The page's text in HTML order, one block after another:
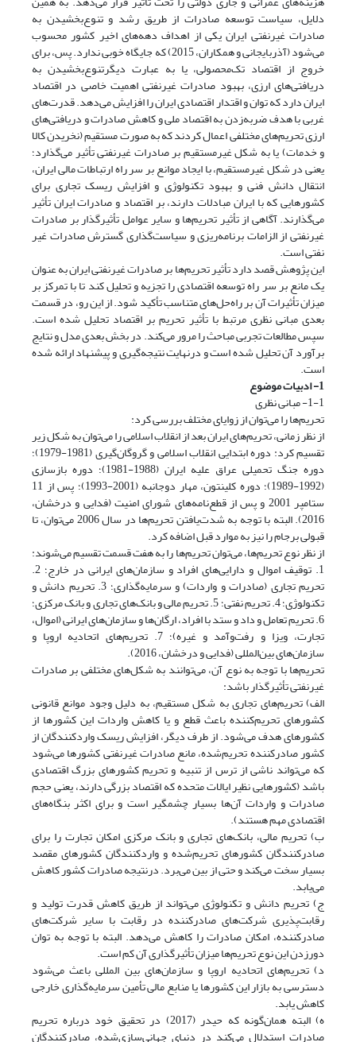
دلایل، سیاست توسعه صادرات از طریق رشد و تنوع‌بخشیدن به
صادرات غیرنفتی ایران یکی از اهداف دهه‌های اخیر کشور محسوب
می‌شود (آذربایجانی و همکاران، 2015) که جایگاه خوبی ندارد. پس، برای
خروج از اقتصاد تک‌محصولی، یا به عبارت دیگرتنوع‌بخشیدن به
دریافتی‌های ارزی، بهبود صادرات غیرنفتی اهمیت خاصی در اقتصاد
ایران دارد که توان و اقتدار اقتصادی ایران را افزایش می‌دهد. قدرت‌های
غربی با هدف ضربه‌زدن به اقتصاد ملی و کاهش صادرات و دریافتی‌های
ارزی تحریم‌های مختلفی اعمال کردند که به صورت مستقیم (نخریدن کالا
و خدمات) یا به شکل غیرمستقیم بر صادرات غیرنفتی تأثیر می‌گذارد؛
یعنی در شکل غیرمستقیم، با ایجاد موانع بر سر راه ارتباطات مالی ایران،
انتقال دانش فنی و بهبود تکنولوژی و افزایش ریسک تجاری برای
کشورهایی که با ایران مبادلات دارند، بر اقتصاد و صادرات ایران تأثیر
می‌‌گذارند. آگاهی از تأثیر تحریم‌ها و سایر عوامل تأثیرگذار بر صادرات
غیرنفتی از الزامات برنامه‌ریزی و سیاست‌گذاری گسترش صادرات غیر
نفتی است.
این پژوهش قصد دارد تأثیر تحریم‌ها بر صادرات غیرنفتی ایران به عنوان
یک مانع بر سر راه توسعه اقتصادی را تجزیه و تحلیل کند تا با تمرکز بر
میزان تأثیرات آن بر راه‌حل‌های متناسب تأکید شود. از این رو، در قسمت
بعدی مبانی نظری مرتبط با تأثیر تحریم بر اقتصاد تحلیل شده است.
سپس مطالعات تجربی مباحث را مرور می‌کند. در بخش بعدی مدل و نتایج
برآورد آن تحلیل شده است و درنهایت نتیجه‌گیری و پیشنهاد ارائه شده
است.
1- ادبیات موضوع
1-1- مبانی نظری
تحریم‌ها را می‌توان از زوایای مختلف بررسی کرد:
از نظر زمانی، تحریم‌های ایران بعد از انقلاب اسلامی را می‌توان به شکل زیر
تقسیم کرد: دوره ابتدایی انقلاب اسلامی و گروگان‌گیری (1981-1979)؛
دوره جنگ تحمیلی عراق علیه ایران (1988-1981)؛ دوره بازسازی
(1992-1989)؛ دوره کلینتون، مهار دوجانبه (2001-1993)؛ پس از 11
ستامپر 2001 و پس از قطع‌نامه‌های شورای امنیت (فدایی و درخشان،
2016). البته با توجه به شدت‌یافتن تحریم‌ها در سال 2006 می‌توان، تا
قبولی برجام را نیز به موارد قبل اضافه کرد.
از نظر نوع تحریم‌ها، می‌توان تحریم‌ها را به هفت قسمت تقسیم می‌شوند:
1. توقیف اموال و دارایی‌های افراد و سازمان‌های ایرانی در خارج؛ 2.
تحریم تجاری (صادرات و واردات) و سرمایه‌گذاری؛ 3. تحریم دانش و
تکنولوژی؛ 4. تحریم نفتی؛ 5. تحریم مالی و بانک‌های تجاری و بانک مرکزی؛
6. تحریم تعامل و داد و ستد با افراد، ارگان‌ها و سازمان‌های ایرانی (اموال،
تجارت، ویزا و رفت‌وآمد و غیره)؛ 7. تحریم‌های اتحادیه اروپا و
سازمان‌های بین‌المللی (فدایی و درخشان، 2016).
تحریم‌ها با توجه به نوع آن، می‌توانند به شکل‌های مختلفی بر صادرات
غیرنفتی تأثیرگذار باشد:
الف) تحریم‌های تجاری به شکل مستقیم، به دلیل وجود موانع قانونی
کشورهای تحریم‌کننده باعث قطع و یا کاهش واردات این کشورها از
کشورهای هدف می‌شود. از طرف دیگر، افزایش ریسک واردکنندگان از
کشور صادرکننده تحریم‌شده، مانع صادرات غیرنفتی کشورها می‌شود
که می‌تواند ناشی از ترس از تنبیه و تحریم‌ کشورهای بزرگ اقتصادی
باشد (کشورهایی نظیر ایالات متحده که اقتصاد بزرگی دارند، یعنی حجم
صادرات و واردات آن‌ها بسیار چشمگیر است و برای اکثر بنگاه‌های
اقتصادی مهم هستند).
ب) تحریم مالی، بانک‌های تجاری و بانک مرکزی امکان تجارت را برای
صادرکنندگان کشورهای تحریم‌شده و واردکنندگان کشورهای مقصد
بسیار سخت می‌کند و حتی از بین می‌برد. درنتیجه صادرات کشور کاهش
می‌یابد.
ج) تحریم دانش و تکنولوژی می‌تواند از طریق کاهش قدرت تولید و
رقابت‌پذیری شرکت‌های صادرکننده در رقابت با سایر شرکت‌های
صادرکننده، امکان صادرات را کاهش می‌دهد. البته با توجه به توان
دورزدن این نوع تحریم‌ها میزان تأثیرگذاری آن کم است.
د) تحریم‌های اتحادیه اروپا و سازمان‌های بین المللی باعث می‌شود
دسترسی به بازار این کشورها یا منابع مالی تأمین سرمایه‌گذاری خارجی
کاهش یابد.
ه) البته همان‌گونه که حیدر (2017) در تحقیق خود درباره تحریم
صادرات استدلال می‌کند در دنیای جهانی‌سازی‌شده، صادرکنندگان